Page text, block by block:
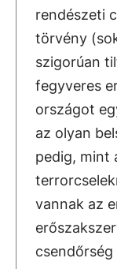
rendészeti
törvény
szigorúan
fegyveres
országot
az olyan
pedig, mint
vannak az